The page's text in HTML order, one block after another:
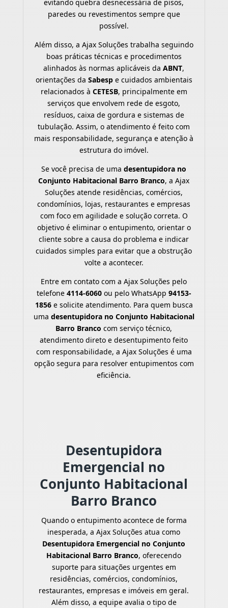
evitando quebra desnecessária de pisos,
paredes ou revestimentos sempre que
possível.
Além disso, a Ajax Soluções trabalha seguindo
boas práticas técnicas e procedimentos
alinhados às normas aplicáveis daABNT,
orientações da Sabespe cuidados ambientais
relacionados à CETESB, principalmente em
serviços que envolvem rede de esgoto,
resíduos, caixa de gordura e sistemas de
tubulação. Assim, o atendimento é feito com
mais responsabilidade, segurança e atenção à
estrutura do imóvel.
Se você precisa de umadesentupidora no
Conjunto Habitacional Barro Branco, a Ajax
Soluções atende residências, comércios,
condomínios, lojas, restaurantes e empresas
com foco em agilidade e solução correta. O
objetivo é eliminar o entupimento, orientar o
cliente sobre a causa do problema e indicar
cuidados simples para evitar que a obstrução
volte a acontecer.
Entre em contato com a Ajax Soluções pelo
telefone 4114-6060ou pelo WhatsApp 94153-
1856e solicite atendimento. Para quem busca
uma desentupidora no Conjunto Habitacional
Barro Branco com serviço técnico,
atendimento direto e desentupimento feito
com responsabilidade, a Ajax Soluções é uma
opção segura para resolver entupimentos com
eficiência.
Desentupidora
Emergencial no
Conjunto Habitacional
Barro Branco
Quando o entupimento acontece de forma
inesperada, a Ajax Soluções atua como
Desentupidora Emergencial no Conjunto
Habitacional Barro Branco, oferecendo
suporte para situações urgentes em
residências, comércios, condomínios,
restaurantes, empresas e imóveis em geral.
Além disso, a equipe avalia o tipo de